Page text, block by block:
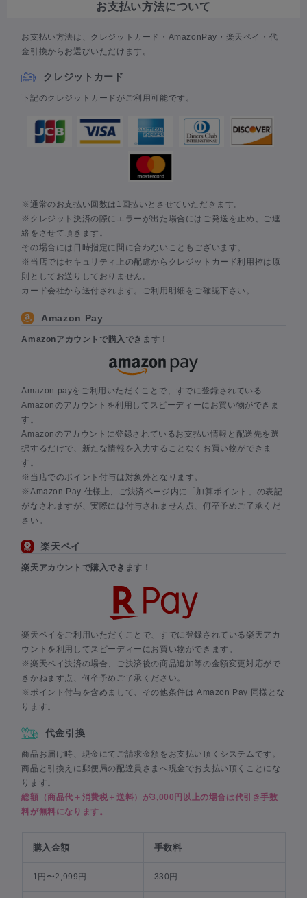
お支払い方法について
お支払い方法は、クレジットカード・AmazonPay・楽天ペイ・代
金引換からお選びいただけます。
クレジットカード
下記のクレジットカードがご利用可能です。
※通常のお支払い回数は1回払いとさせていただきます。
※クレジット決済の際にエラーが出た場合にはご発送を止め、ご連
絡をさせて頂きます。
その場合には日時指定に間に合わないこともございます。
※当店ではセキュリティ上の配慮からクレジットカード利用控は原
則としてお送りしておりません。
カード会社から送付されます。ご利用明細をご確認下さい。
Amazon Pay
Amazonアカウントで購入できます！
Amazon payをご利用いただくことで、すでに登録されている
Amazonのアカウントを利用してスピーディーにお買い物ができま
す。
Amazonのアカウントに登録されているお支払い情報と配送先を選
択するだけで、新たな情報を入力することなくお買い物ができま
す。
※当店でのポイント付与は対象外となります。
※Amazon Pay 仕様上、ご決済ページ内に「加算ポイント」の表記
がなされますが、実際には付与されません点、何卒予めご了承くだ
さい。
楽天ペイ
楽天アカウントで購入できます！
楽天ペイをご利用いただくことで、すでに登録されている楽天アカ
ウントを利用してスピーディーにお買い物ができます。
※楽天ペイ決済の場合、ご決済後の商品追加等の金額変更対応がで
きかねます点、何卒予めご了承ください。
※ポイント付与を含めまして、その他条件は Amazon Pay 同様とな
ります。
代金引換
商品お届け時、現金にてご請求金額をお支払い頂くシステムです。
商品と引換えに郵便局の配達員さまへ現金でお支払い頂くことにな
ります。
総額（商品代＋消費税＋送料）が3,000円以上の場合は代引き手数
料が無料になります。
購入金額 手数料
1円〜2,999円 330円